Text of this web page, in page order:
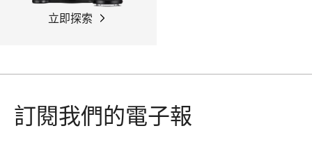
立即探索
訂閱我們的電子報